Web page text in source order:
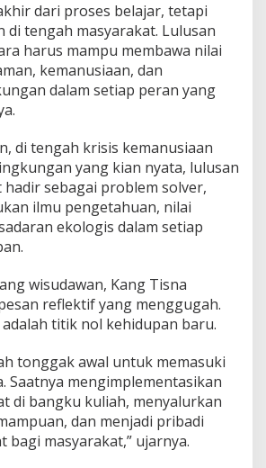
dari proses belajar, tetapi
di tengah masyarakat. Lulusan
harus mampu membawa nilai
kemanusiaan, dan
dalam setiap peran yang
di tengah krisis kemanusiaan
yang kian nyata, lulusan
sebagai problem solver,
ilmu pengetahuan, nilai
ekologis dalam setiap
wisudawan, Kang Tisna
reflektif yang menggugah.
titik nol kehidupan baru.
tonggak awal untuk memasuki
Saatnya mengimplementasikan
di bangku kuliah, menyalurkan
dan menjadi pribadi
bagi masyarakat,” ujarnya.